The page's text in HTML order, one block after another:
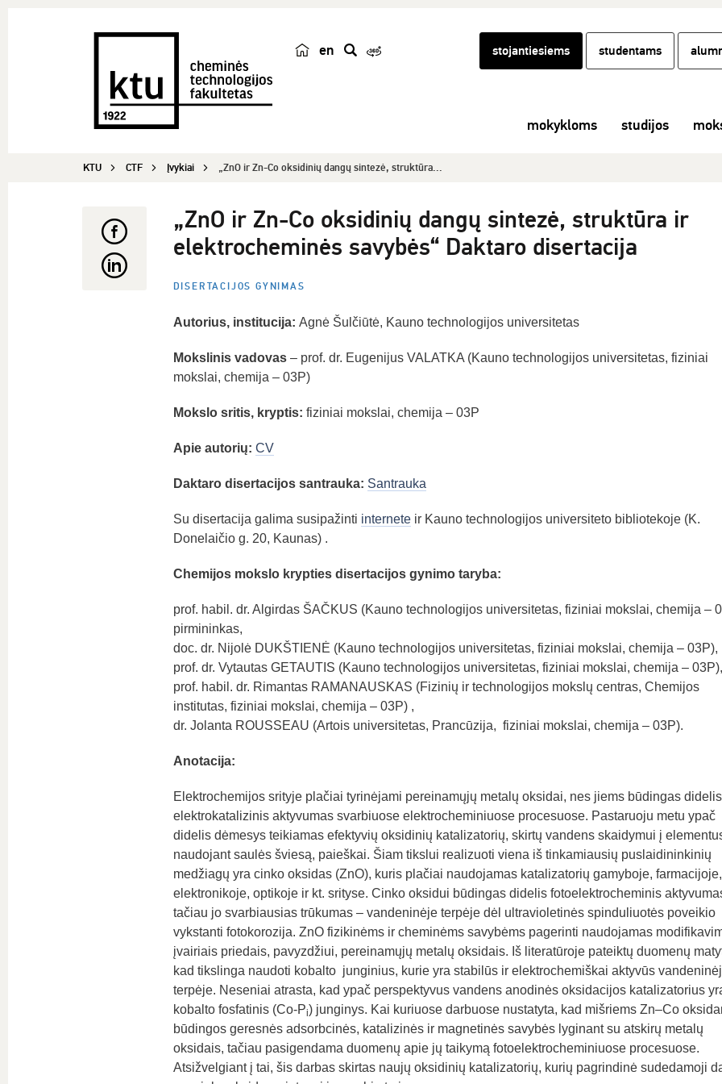
en
k
stojantiesiems studentams
mokykloms studijos
KTU CTF Įvykiai „ZnO ir Zn-Co oksidinių dangų sintezė, struktūra...
„ZnO ir Zn-Co oksidinių dangų sintezė, struktūra ir
elektrocheminės savybės“ Daktaro disertacija
DISERTACIJOS GYNIMAS
Autorius, institucija: Agnė Šulčiūtė, Kauno technologijos universitetas
Mokslinis vadovas– prof. dr. Eugenijus VALATKA (Kauno technologijos universitetas, fiziniai
mokslai, chemija – 03P)
Mokslo sritis, kryptis: fiziniai mokslai, chemija – 03P
Apie autorių: CV
Daktaro disertacijos santrauka: Santrauka
Su disertacija galima susipažinti interneteir Kauno technologijos universiteto bibliotekoje (K.
Donelaičio g. 20, Kaunas) .
Chemijos mokslo krypties disertacijos gynimo taryba:
prof. habil. dr. Algirdas ŠAČKUS (Kauno technologijos universitetas, fiziniai mokslai, chemija –
pirmininkas,
doc. dr. Nijolė DUKŠTIENĖ (Kauno technologijos universitetas, fiziniai mokslai, chemija – 03P),
prof. dr. Vytautas GETAUTIS (Kauno technologijos universitetas, fiziniai mokslai, chemija – 03P),
prof. habil. dr. Rimantas RAMANAUSKAS (Fizinių ir technologijos mokslų centras, Chemijos
institutas, fiziniai mokslai, chemija – 03P) ,
dr. Jolanta ROUSSEAU (Artois universitetas, Prancūzija, fiziniai mokslai, chemija – 03P).
Anotacija:
Elektrochemijos srityje plačiai tyrinėjami pereinamųjų metalų oksidai, nes jiems būdingas didelis
elektrokatalizinis aktyvumas svarbiuose elektrocheminiuose procesuose. Pastaruoju metu ypač
didelis dėmesys teikiamas efektyvių oksidinių katalizatorių, skirtų vandens skaidymui į
naudojant saulės šviesą, paieškai. Šiam tikslui realizuoti viena iš tinkamiausių puslaidininkinių
medžiagų yra cinko oksidas (ZnO), kuris plačiai naudojamas katalizatorių gamyboje, farmacijoje,
elektronikoje, optikoje ir kt. srityse. Cinko oksidui būdingas didelis fotoelektrocheminis
tačiau jo svarbiausias trūkumas – vandeninėje terpėje dėl ultravioletinės spinduliuotės poveikio
vykstanti fotokorozija. ZnO fizikinėms ir cheminėms savybėms pagerinti naudojamas
įvairiais priedais, pavyzdžiui, pereinamųjų metalų oksidais. Iš literatūroje pateiktų duomenų
kad tikslinga naudoti kobalto junginius, kurie yra stabilūs ir elektrochemiškai aktyvūs
terpėje. Neseniai atrasta, kad ypač perspektyvus vandens anodinės oksidacijos katalizatorius
kobalto fosfatinis (Co-Pi) junginys. Kai kuriuose darbuose nustatyta, kad mišriems Zn–Co
būdingos geresnės adsorbcinės, katalizinės ir magnetinės savybės lyginant su atskirų metalų
oksidais, tačiau pasigendama duomenų apie jų taikymą fotoelektrocheminiuose procesuose.
Atsižvelgiant į tai, šis darbas skirtas naujų oksidinių katalizatorių, kurių pagrindinė sudedamoji